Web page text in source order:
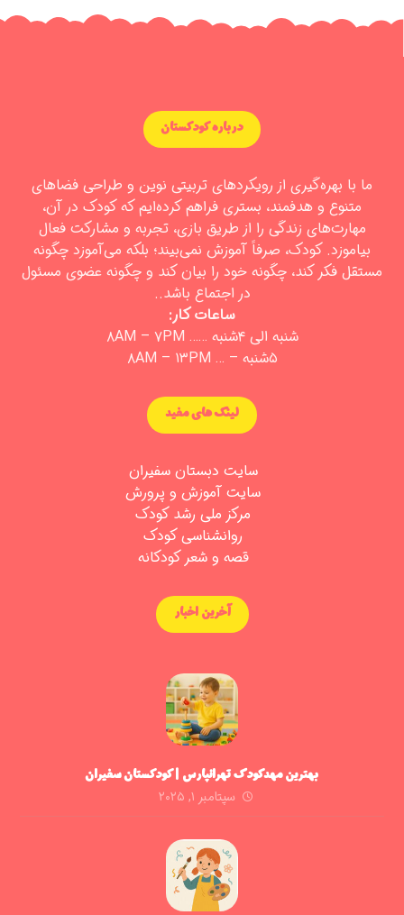
درباره کودکستان
ما با بهره‌گیری از رویکردهای تربیتی نوین و طراحی فضاهای
متنوع و هدفمند، بستری فراهم کرده‌ایم که کودک در آن،
مهارت‌های زندگی را از طریق بازی، تجربه و مشارکت فعال
بیاموزد. کودک، صرفاً آموزش نمی‌بیند؛ بلکه می‌آموزد چگونه
مستقل فکر کند، چگونه خود را بیان کند و چگونه عضوی مسئول
در اجتماع باشد..
ساعات کار:
شنبه الی ۴شنبه …… ۸AM – ۷PM
۵شنبه – … ۸AM – ۱۳PM
لینک های مفید
سایت دبستان سفیران
سایت آموزش و پرورش
مرکز ملی رشد کودک
روانشناسی کودک
قصه و شعر کودکانه
آخرین اخبار
بهترین مهدکودک تهرانپارس | کودکستان سفیران
سپتامبر ۱, ۲۰۲۵